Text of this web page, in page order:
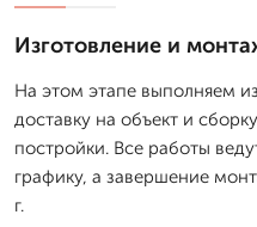
Изготовление и
На этом этапе выполняем
доставку на объект и
постройки. Все работы
графику, а завершение
г.